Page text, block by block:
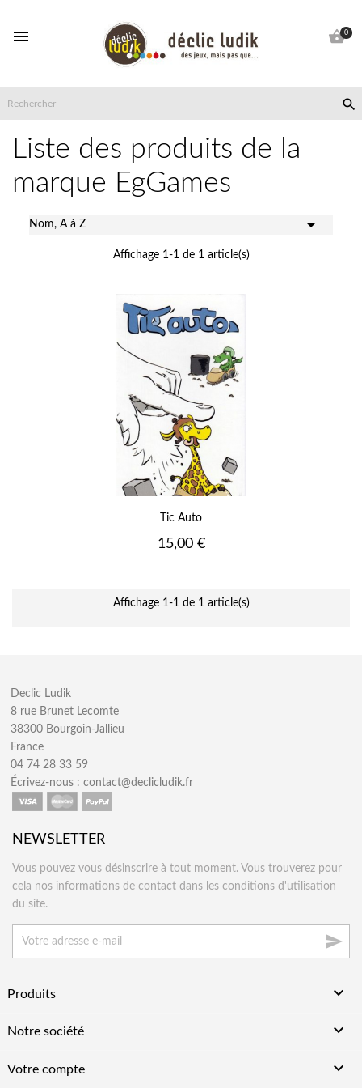
 0

Liste des produits de la
marque EgGames
Nom, A à Z 
Affichage 1-1 de 1 article(s)
Tic Auto
Prix
15,00 €
Affichage 1-1 de 1 article(s)
Declic Ludik
8 rue Brunet Lecomte
38300 Bourgoin-Jallieu
France
04 74 28 33 59
Écrivez-nous :contact@declicludik.fr
NEWSLETTER
Vous pouvez vous désinscrire à tout moment. Vous trouverez pour
cela nos informations de contact dans les conditions d'utilisation
du site.

Produits 
Notre société 
Votre compte 